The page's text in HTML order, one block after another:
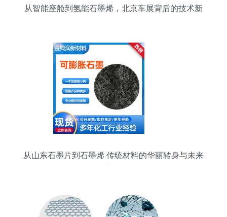
从智能座舱到氢能石墨烯，北京车展背后的技术新
从山东石墨片到石墨烯 传统材料的华丽转身与未来